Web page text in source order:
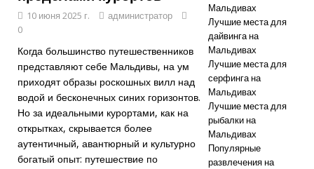
скидкой 55%
СПЕЦИАЛЬН
ЫЕ
ПРЕДЛОЖЕН
10 июня 2025 г.
администратор
0
Когда большинство путешественников
представляют себе Мальдивы, на ум
приходят образы роскошных вилл над
водой и бесконечных синих горизонтов.
Но за идеальными курортами, как на
открытках, скрывается более
аутентичный, авантюрный и культурно
богатый опыт: путешествие по
Мальдивах
Лучшие места для
дайвинга на
Мальдивах
Лучшие места для
серфинга на
Мальдивах
Лучшие места для
рыбалки на
Мальдивах
Популярные
развлечения на